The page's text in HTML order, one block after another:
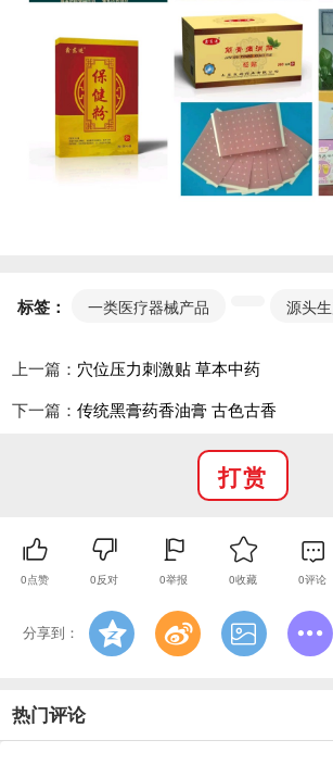
标签： 一类医疗器械产品 源头
上一篇： 穴位压力刺激贴 草本中药
下一篇： 传统黑膏药香油膏 古色古香
打赏
0点赞 0反对 0举报 0收藏 0评论
分享到：
热门评论